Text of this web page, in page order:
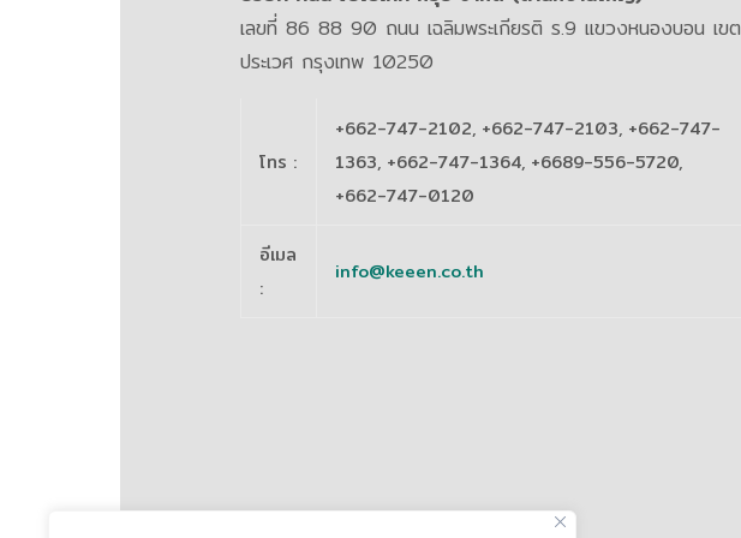
เลขที่ 86 88 90 ถนน เฉลิมพระเกียรติ ร.9 แขวงหนองบอน เขต
ประเวศ กรุงเทพ 10250
โทร :
+662-747-2102, +662-747-2103, +662-747-
1363, +662-747-1364, +6689-556-5720,
+662-747-0120
อีเมล
:
info@keeen.co.th